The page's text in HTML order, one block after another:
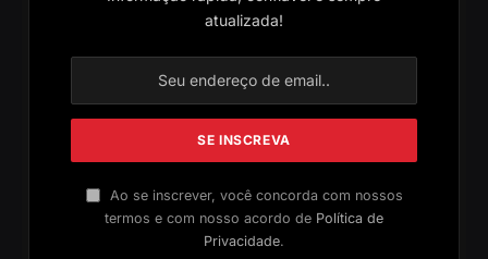
atualizada!
Ao se inscrever, você concorda com nossos
termos e com nosso acordo de Política de
Privacidade.